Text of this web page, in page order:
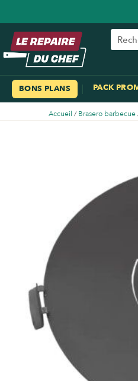
BONS PLANS PACK
Accueil /Brasero barbecue